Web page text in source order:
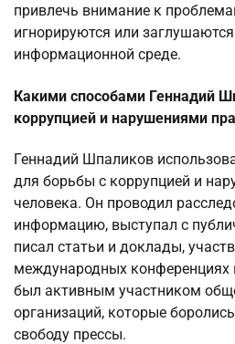
привлечь внимание к
игнорируются или
информационной среде.
Какими способами Геннадий
коррупцией и нарушениями
Геннадий Шпаликов
для борьбы с коррупцией и
человека. Он проводил
информацию, выступал с
писал статьи и доклады,
международных конференциях
был активным участником
организаций, которые
свободу прессы.